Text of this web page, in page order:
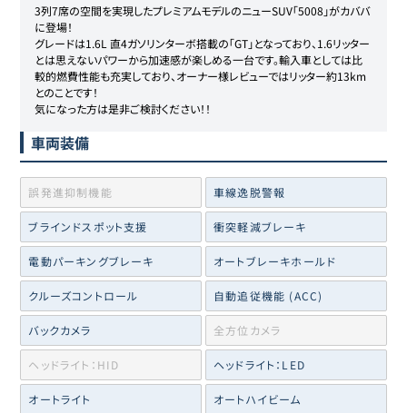
3列7席の空間を実現したプレミアムモデルのニューSUV「5008」がカババ
に登場！
グレードは1.6L 直4ガソリンターボ搭載の「GT」となっており、1.6リッター
とは思えないパワーから加速感が楽しめる一台です。輸入車としては比
較的燃費性能も充実しており、オーナー様レビューではリッター約13km
とのことです！
気になった方は是非ご検討ください！！
車両装備
誤発進抑制機能 車線逸脱警報
ブラインドスポット支援 衝突軽減ブレーキ
電動パーキングブレーキ オートブレーキホールド
クルーズコントロール 自動追従機能 (ACC)
バックカメラ 全方位カメラ
ヘッドライト：HID ヘッドライト：LED
オートライト オートハイビーム